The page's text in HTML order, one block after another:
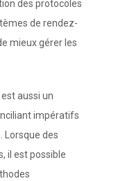
des protocoles
de rendez-
mieux gérer les
aussi un
impératifs
Lorsque des
il est possible